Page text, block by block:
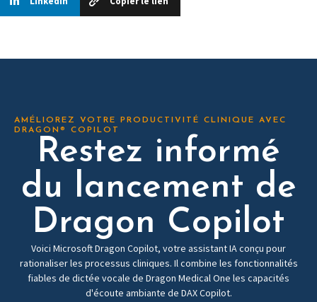
AMÉLIOREZ VOTRE PRODUCTIVITÉ CLINIQUE AVEC
DRAGON® COPILOT
Restez informé
du lancement de
Dragon Copilot
Voici Microsoft Dragon Copilot, votre assistant IA conçu pour
rationaliser les processus cliniques. Il combine les fonctionnalités
fiables de dictée vocale de Dragon Medical One les capacités
d'écoute ambiante de DAX Copilot.